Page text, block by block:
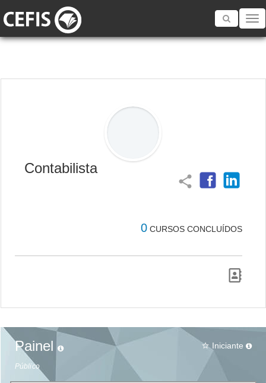
Toggle
Contabilista
share
0 CURSOS CONCLUÍDOS
Painel
Público
star_border Iniciante